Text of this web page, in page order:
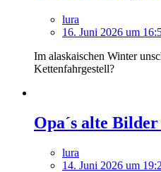
lura
16. Juni 2026 um
Im alaskaischen Winter
Kettenfahrgestell?
Opa´s alte
lura
14. Juni 2026 um